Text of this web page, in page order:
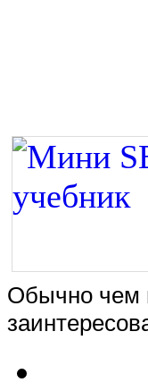
Обычно чем